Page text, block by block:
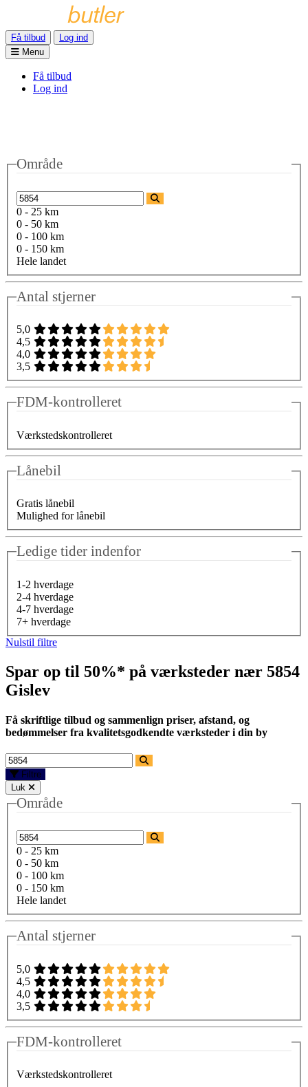
Få tilbud
Log ind
Menu
Få tilbud
Log ind
Område
0 - 25 km
0 - 50 km
0 - 100 km
0 - 150 km
Hele landet
Antal stjerner
5,0
4,5
4,0
3,5
FDM-kontrolleret
Værkstedskontrolleret
Lånebil
Gratis lånebil
Mulighed for lånebil
Ledige tider indenfor
1-2 hverdage
2-4 hverdage
4-7 hverdage
7+ hverdage
Nulstil filtre
Spar op til 50%* på værksteder nær 5854
Gislev
Få skriftlige tilbud og sammenlign priser, afstand, og
bedømmelser fra kvalitetsgodkendte værksteder i din by
Filtre
Luk
Område
0 - 25 km
0 - 50 km
0 - 100 km
0 - 150 km
Hele landet
Antal stjerner
5,0
4,5
4,0
3,5
FDM-kontrolleret
Værkstedskontrolleret